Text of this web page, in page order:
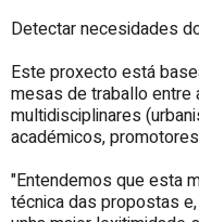
Detectar necesidades
Este proxecto está
mesas de traballo entre
multidisciplinares
académicos,
"Entendemos que esta
técnica das propostas